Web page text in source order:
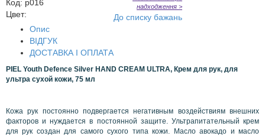
Код: p016
Цвет:
надходження >
До списку бажань
Опис
ВІДГУК
ДОСТАВКА І ОПЛАТА
PIEL Youth Defence Silver HAND CREAM ULTRA, Крем для рук, для
ультра сухой кожи, 75 мл
Кожа рук постоянно подвергается негативным воздействиям внешних
факторов и нуждается в постоянной защите. Ультрапитательный крем
для рук создан для самого сухого типа кожи. Масло авокадо и масло